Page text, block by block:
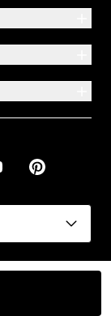
Pinterest